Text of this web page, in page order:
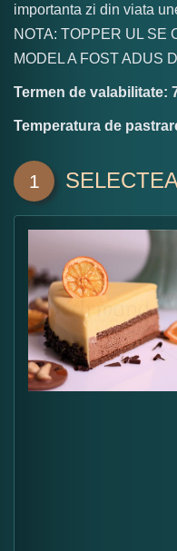
importanta zi din viata
NOTA: TOPPER UL SE
MODEL A FOST ADUS
Termen de valabilitate:
Temperatura de
1